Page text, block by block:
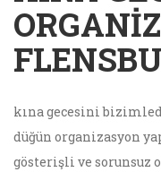
kına gecesini
düğün organizasyon
gösterişli ve sorunsuz